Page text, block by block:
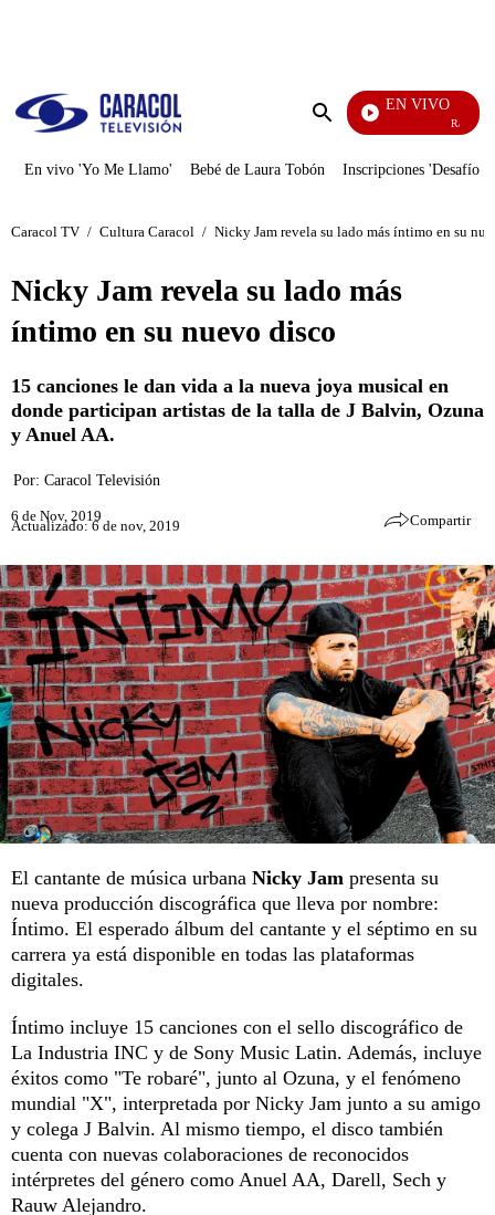
Enviar
EN VIVO
Rafael
En vivo 'Yo Me Llamo' Bebé de Laura Tobón Inscripciones 'Desafío'
Caracol TV / Cultura Caracol / Nicky Jam revela su lado más íntimo en su
Nicky Jam revela su lado más
íntimo en su nuevo disco
15 canciones le dan vida a la nueva joya musical en
donde participan artistas de la talla de J Balvin, Ozuna
y Anuel AA.
Por: Caracol Televisión
6 de Nov, 2019
Actualizado: 6 de nov, 2019 Compartir
El cantante de música urbana Nicky Jam presenta su
nueva producción discográfica que lleva por nombre:
Íntimo. El esperado álbum del cantante y el séptimo en su
carrera ya está disponible en todas las plataformas
digitales.
Íntimo incluye 15 canciones con el sello discográfico de
La Industria INC y de Sony Music Latin. Además, incluye
éxitos como "Te robaré", junto al Ozuna, y el fenómeno
mundial "X", interpretada por Nicky Jam junto a su amigo
y colega J Balvin. Al mismo tiempo, el disco también
cuenta con nuevas colaboraciones de reconocidos
intérpretes del género como Anuel AA, Darell, Sech y
Rauw Alejandro.